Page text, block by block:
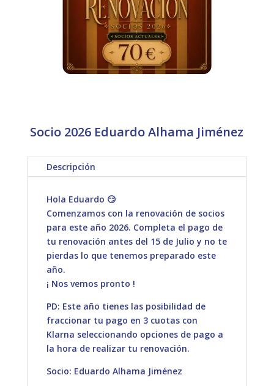
Socio 2026 Eduardo Alhama Jiménez
Descripción
Hola Eduardo 😏
Comenzamos con la renovación de socios
para este año 2026. Completa el pago de
tu renovación antes del 15 de Julio y no te
pierdas lo que tenemos preparado este
año.
¡ Nos vemos pronto !
PD: Este año tienes las posibilidad de
fraccionar tu pago en 3 cuotas con
Klarna seleccionando opciones de pago a
la hora de realizar tu renovación.
Socio: Eduardo Alhama Jiménez